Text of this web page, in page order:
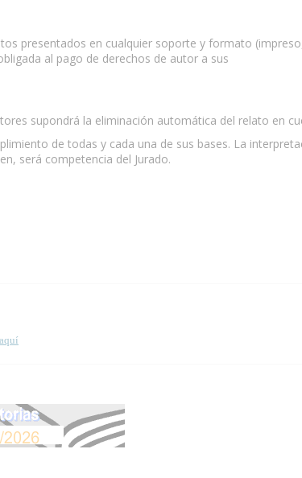
presentados en cualquier soporte y formato
al pago de derechos de autor a sus
supondrá la eliminación automática del relato en
de todas y cada una de sus bases. La
será competencia del Jurado.